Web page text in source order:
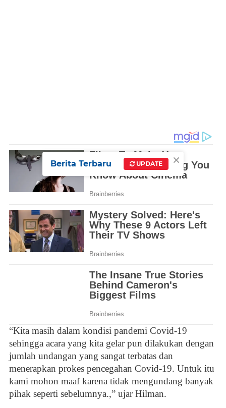
“Kita masih dalam kondisi pandemi Covid-19
sehingga acara yang kita gelar pun dilakukan dengan
jumlah undangan yang sangat terbatas dan
menerapkan prokes pencegahan Covid-19. Untuk itu
kami mohon maaf karena tidak mengundang banyak
pihak seperti sebelumnya.,” ujar Hilman.
×
Berita Terbaru UPDATE